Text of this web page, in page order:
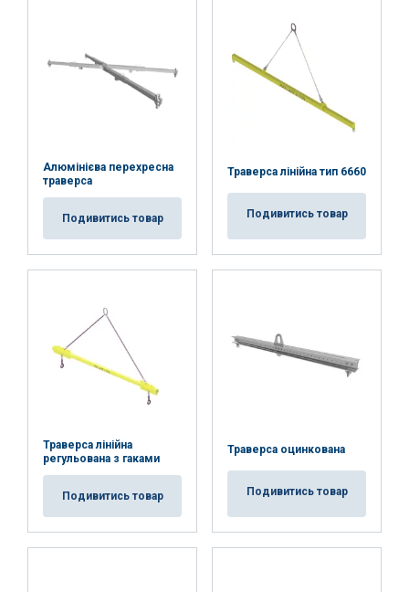
Алюмінієва перехресна
траверса
Подивитись товар
Траверса лінійна тип 6660
Подивитись товар
Траверса лінійна
регульована з гаками
Подивитись товар
Траверса оцинкована
Подивитись товар
korzystasz z naszej witryny, naszym partnerom
reklamowym i analitycznym, którzy mogą łączyć
je z innymi informacjami, które im przekazałeś
lub które zebrali w wyniku korzystania przez
Niezbędne
Funkcjonalność
AKCEPTUJ WSZYSTKIE
ODRZUĆ WSZYSTKIE